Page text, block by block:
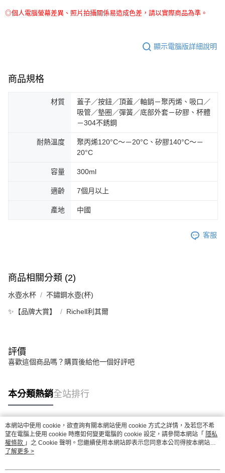
◎個人電腦螢幕差異、照片拍攝關係易造成色差，請以實際商品為準。
顯示電腦版詳細說明
商品規格
材質
蓋子／按鈕／頂蓋／軸銷－聚丙烯、吸口／
吸管／墊圈／彈簧／底部外套－矽膠、杯體
－304不銹鋼
耐熱溫度
聚丙烯120°C～－20°C、矽膠140°C～－
20°C
容量 300ml
適齡 7個月以上
產地 中國
客服
商品相關分類 (2)
水壺水杯 不鏽鋼水壺(杯)
✨【品牌大賞】 Richell利其爾
評價
喜歡這個商品嗎？購買後給他一個好評吧
本分類熱銷全站排行
熱門標籤
本網站中使用 cookie，欲查詢有關本網站使用 cookie 方式之詳情，及若您不希
望在電腦上使用 cookie 時應如何變更電腦的 cookie 設定，請參閱本網站「 隱私
權條款 」之 Cookie 聲明。您繼續使用本網站即表示您同意本公司得按本網站使
用條款之 Cookie 聲明使用 cookie。
了解更多 >